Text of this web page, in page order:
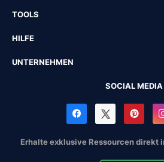
TOOLS
HILFE
UNTERNEHMEN
SOCIAL MEDIA
Erhalte exklusive Ressourcen direkt